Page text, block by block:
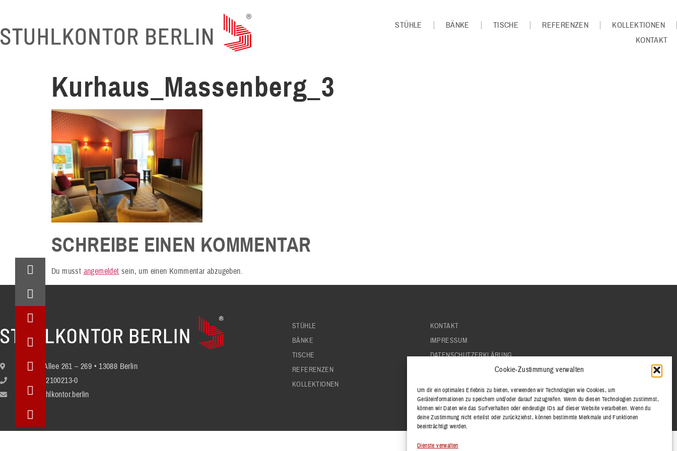
Cookie-Zustimmung verwalten
Um dir ein optimales Erlebnis zu bieten, verwenden wir Technologien wie Cookies, um
Geräteinformationen zu speichern und/oder darauf zuzugreifen. Wenn du diesen Technologien zustimmst,
können wir Daten wie das Surfverhalten oder eindeutige IDs auf dieser Website verarbeiten. Wenn du
deine Zustimmung nicht erteilst oder zurückziehst, können bestimmte Merkmale und Funktionen
beeinträchtigt werden.
Dienste verwalten
STÜHLE BÄNKE TISCHE REFERENZEN
KOLLEKTIONEN
KONTAKT
Kurhaus_Massenberg_3
SCHREIBE EINEN KOMMENTAR
Du musst angemeldet sein, um einen Kommentar abzugeben.
Berliner Allee 261 – 269 • 13088 Berlin
+49 (30) 2100213-0
info@stuhlkontor.berlin
STÜHLE
BÄNKE
TISCHE
REFERENZEN
KOLLEKTIONEN
KONTAKT
IMPRESSUM
DATENSCHUTZERKLÄRUNG